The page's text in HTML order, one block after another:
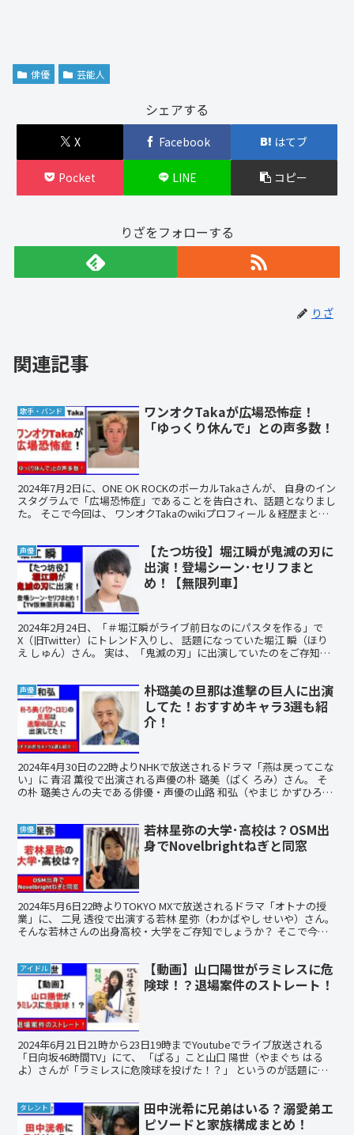
俳優 芸能人
シェアする
X Facebook はてブ
Pocket LINE コピー
りざをフォローする
りざ
関連記事
歌手・バンド
ワンオクTakaが広場恐怖症！
「ゆっくり休んで」との声多数！
2024年7月2日に、ONE OK ROCKのボーカルTakaさんが、 自身のイン
スタグラムで「広場恐怖症」であることを告白され、話題となりまし
た。 そこで今回は、 ワンオクTakaのwikiプロフィール＆経歴まとめ
声優
【たつ坊役】堀江瞬が鬼滅の刃に
出演！登場シーン･セリフまと
め！【無限列車】
2024年2月24日、「＃堀江瞬がライブ前日なのにパスタを作る」で
X（旧Twitter）にトレンド入りし、 話題になっていた堀江 瞬（ほり
え しゅん）さん。 実は、「鬼滅の刃」に出演していたのをご存知で
声優
朴璐美の旦那は進撃の巨人に出演
してた！おすすめキャラ3選も紹
介！
2024年4月30日の22時よりNHKで放送されるドラマ「燕は戻ってこな
い」に 青沼 薫役で出演される声優の朴 璐美（ぱく ろみ）さん。 そ
の朴 璐美さんの夫である俳優・声優の山路 和弘（やまじ かずひろ）
俳優
若林星弥の大学･高校は？OSM出
身でNovelbrightねぎと同窓
2024年5月6日22時よりTOKYO MXで放送されるドラマ「オトナの授
業」に、 二見 透役で出演する若林 星弥（わかばやし せいや）さん。
そんな若林さんの出身高校・大学をご存知でしょうか？ そこで今回
アイドル
【動画】山口陽世がラミレスに危
険球！？退場案件のストレート！
2024年6月21日21時から23日19時までYoutubeでライブ放送される
「日向坂46時間TV」にて、 「ぱる」こと山口 陽世（やまぐち はる
よ）さんが「ラミレスに危険球を投げた！？」 というのが話題にな
タレント
田中洸希に兄弟はいる？溺愛弟エ
ピソードと家族構成まとめ！